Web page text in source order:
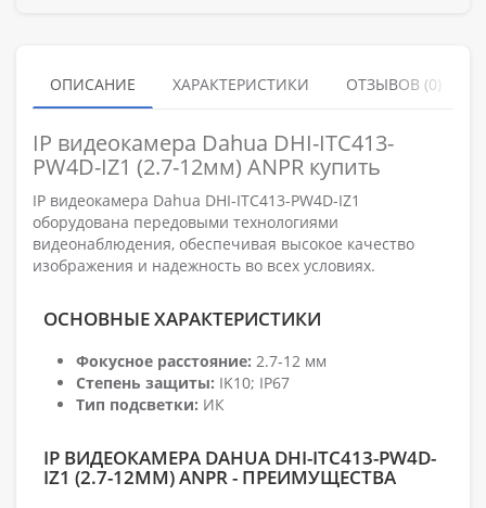
ОПИСАНИЕ ХАРАКТЕРИСТИКИ ОТЗЫВОВ (0)
IP видеокамера Dahua DHI-ITC413-
PW4D-IZ1 (2.7-12мм) ANPR купить
IP видеокамера Dahua DHI-ITC413-PW4D-IZ1
оборудована передовыми технологиями
видеонаблюдения, обеспечивая высокое качество
изображения и надежность во всех условиях.
ОСНОВНЫЕ ХАРАКТЕРИСТИКИ
Фокусное расстояние: 2.7-12 мм
Степень защиты: IK10; IP67
Тип подсветки: ИК
IP ВИДЕОКАМЕРА DAHUA DHI-ITC413-PW4D-
IZ1 (2.7-12ММ) ANPR - ПРЕИМУЩЕСТВА